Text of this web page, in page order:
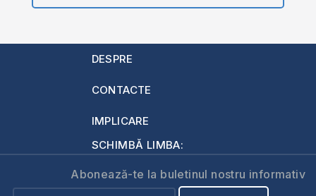
DESPRE
CONTACTE
IMPLICARE
SCHIMBĂ LIMBA:
Abonează-te la buletinul nostru informativ